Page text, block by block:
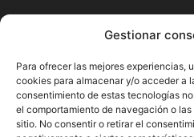
Gestionar
Para ofrecer las mejores experiencias,
cookies para almacenar y/o acceder a
consentimiento de estas tecnologías
el comportamiento de navegación o
sitio. No consentir o retirar el
Diario Alhaurín
Francisco E. López López |
Alhaurín de la Torre,
Contáctanos: